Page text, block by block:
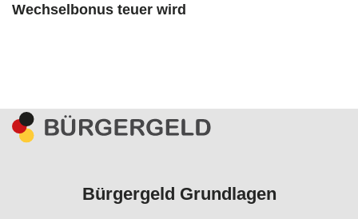
Wechselbonus teuer wird
Bürgergeld Grundlagen